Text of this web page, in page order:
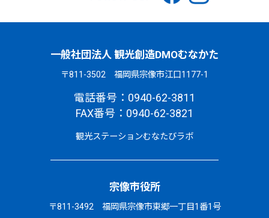
一般社団法人 観光創造DMOむなかた
〒811-3502 福岡県宗像市江口1177-1
電話番号：0940-62-3811
FAX番号：0940-62-3821
観光ステーションむなたびラボ
宗像市役所
〒811-3492 福岡県宗像市東郷一丁目1番1号